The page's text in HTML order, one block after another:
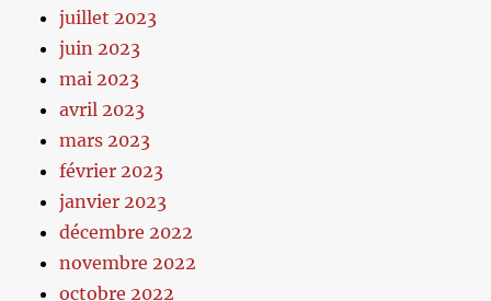
juillet 2023
juin 2023
mai 2023
avril 2023
mars 2023
février 2023
janvier 2023
décembre 2022
novembre 2022
octobre 2022